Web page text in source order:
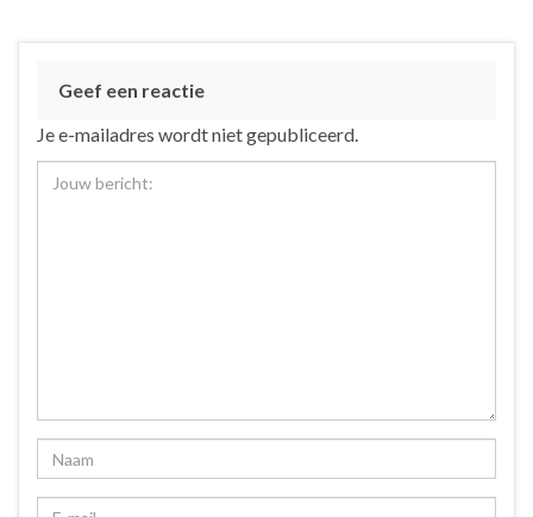
Geef een reactie
Je e-mailadres wordt niet gepubliceerd.